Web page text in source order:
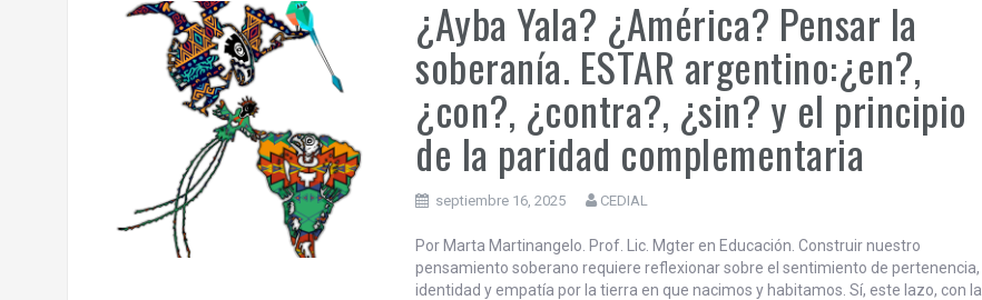
¿Ayba Yala? ¿América? Pensar la
soberanía. ESTAR argentino:¿en?,
¿con?, ¿contra?, ¿sin? y el principio
de la paridad complementaria
septiembre 16, 2025 CEDIAL
Por Marta Martinangelo. Prof. Lic. Mgter en Educación. Construir nuestro
pensamiento soberano requiere reflexionar sobre el sentimiento de pertenencia,
identidad y empatía por la tierra en que nacimos y habitamos. Sí, este lazo, con la